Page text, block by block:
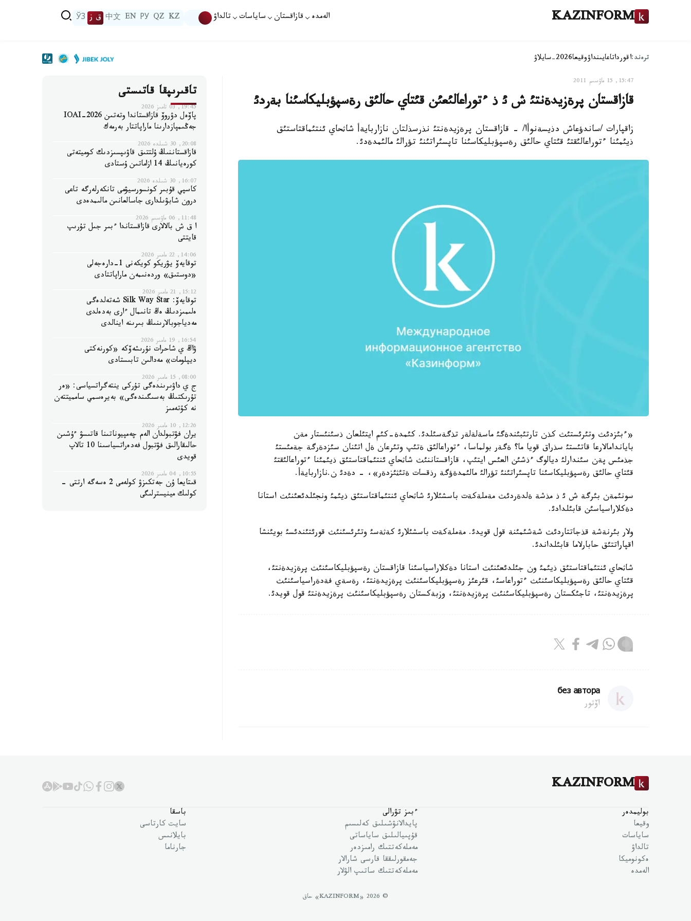
KAZINFORM الەمدە قازاقستان ساياسات تالداۋ KZ
QZ
РУ
EN
中文 ق ز ЎЗ
ترەند:اقورداتاعايىنداۋوقيعا2026-سايلاۋ
15:47, 15 ماۋسىم 2011
قازاقستان پرةزيدةنتئ ش ئ ذ ءتوراعالئعئن قئتاي حالئق رةسپؤبليكاسئنا بةردئ
زاقپارات /ساندؤعاش دذيسةنوأا/ - قازاقستان پرةزيدةنتئ نذرسذلتان نازاربايةأ شاثحاي ئنتئماقتاستئق
ذيئمئنا ءتوراعالئقتئ قئتاي حالئق رةسپؤبليكاسئنا تاپسئراتئنئ تؤرالئ مالئمدةدئ.
«ءبئزدئث وتئرئستئث كذن تارتئبئندةگئ ماسةلةلةر تذگةسئلدئ. كئمدة-كئم ايتئلعان ذسئنئستار مةن
باياندامالارعا قاتئستئ سذراق قويا ما؟ ةگةر بولماسا، ءتوراعالئق ةتئپ وتئرعان ةل اتئنان سئزدةرگة جةمئستئ
جذمئس پةن سئندارلئ ديالوگ ءذشئن العئس ايتئپ، قازاقستاننئث شاثحاي ئنتئماقتاستئق ذيئمئنا ءتوراعالئقتئ
قئتاي حالئق رةسپؤبليكاسئنا تاپسئراتئنئ تؤرالئ مالئمدةؤگة رذقسات ةتئثئزدةر»، - دةدئ ن.نازاربايةأ.
سونئمةن بئرگة ش ئ ذ مذشة ةلدةردئث مةملةكةت باسشئلارئ شاثحاي ئنتئماقتاستئق ذيئمئ ونجئلدئعئنئث استانا
دةكلاراسياسئن قابئلدادئ.
ولار بئرنةشة قذجاتتاردئث شةشئمئنة قول قويدئ. مةملةكةت باسشئلارئ كةثةسئ وتئرئسئنئث قورئتئندئسئ بويئنشا
اقپاراتتئق حابارلاما قابئلداندئ.
شاثحاي ئنتئماقتاستئق ذيئمئ ون جئلدئعئنئث استانا دةكلاراسياسئنا قازاقستان رةسپؤبليكاسئنئث پرةزيدةنتئ،
قئتاي حالئق رةسپؤبليكاسئنئث ءتوراعاسئ، قئرعئز رةسپؤبليكاسئنئث پرةزيدةنتئ، رةسةي فةدةراسياسئنئث
پرةزيدةنتئ، تاجئكستان رةسپؤبليكاسئنئث پرةزيدةنتئ، وزبةكستان رةسپؤبليكاسئنئث پرةزيدةنتئ قول قويدئ.
без автора
اۆتور
تاقىرىپقا قاتىستى
19:45, 03 تامىز 2026
پاۆەل دۋروۆ قازاقستاندا وتەتىن IOAI-2026
جەڭىمپازدارىنا ماراپاتتار بەرمەك
20:08, 30 شىلدە 2026
قازاقستاننىڭ ۇلتتىق قاۋىپسىزدىك كوميتەتى
كورەيانىڭ 14 ازاماتىن ۇستادى
16:07, 30 شىلدە 2026
كاسپي قۇبىر كونسورسيۋمى تانكەرلەرگە تاعى
درون شابۋىلدارى جاسالعانىن مالىمدەدى
11:48, 06 ماۋسىم 2026
ا ق ش بالالارى قازاقستاندا ءبىر جىل تۇرىپ
قايتتى
14:06, 22 مامىر 2026
توقايەۆ يۋريكو كويكەنى 1-دارەجەلى
«دوستىق» وردەنىمەن ماراپاتتادى
15:12, 21 مامىر 2026
توقايەۆ: Silk Way Star شەتەلدەگى
ەلىمىزدىڭ ەڭ تانىمال ءارى بەدەلدى
مەدياجوبالارىنىڭ بىرىنە اينالدى
16:54, 19 مامىر 2026
ۋاڭ ي شاحرات نۇرىشەۆكە «كورنەكتى
ديپلومات» مەدالىن تابىستادى
08:00, 15 مامىر 2026
ج ي داۋىرىندەگى تۇركى ينتەگراتسياسى: «ەر
تۇرىكتىڭ بەسىگىندەگى» بەيرەسمي سامميتتەن
نە كۇتەمىز
12:26, 10 مامىر 2026
يران فۋتبولدان الەم چەمپيوناتىنا قاتىسۋ ءۇشىن
حالىقارالىق فۋتبول فەدەراتسياسىنا 10 تالاپ
قويدى
10:55, 04 مامىر 2026
قىتايعا ۇن جەتكىزۋ كولەمى 2 ەسەگە ارتتى -
كولىك مينيسترلىگى
KAZINFORM
بوليمدەر
وقيعا
ساياسات
تالداۋ
ەكونوميكا
الەمدە
ءبىز تۋرالى
پايدالانۋشىلىق كەلىسىم
قۇپىيالىلىق ساياساتى
مەملەكەتتىك رامىزدەر
جەمقورلىققا قارسى شارالار
مەملەكەتتىك ساتىپ الۋلار
باسقا
سايت كارتاسى
بايلانىس
جارناما
© 2026 «KAZINFORM» حاق